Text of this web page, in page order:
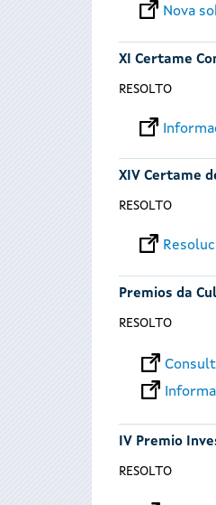
Nova
XI Certame
RESOLTO
XIV Certame
RESOLTO
Premios da
RESOLTO
IV Premio
RESOLTO